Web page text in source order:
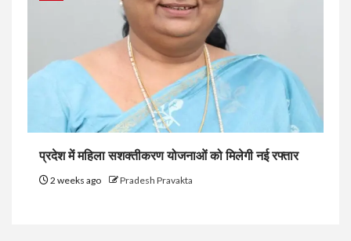
प्रदेश में महिला सशक्तीकरण योजनाओं को मिलेगी नई रफ्तार
2 weeks ago Pradesh Pravakta